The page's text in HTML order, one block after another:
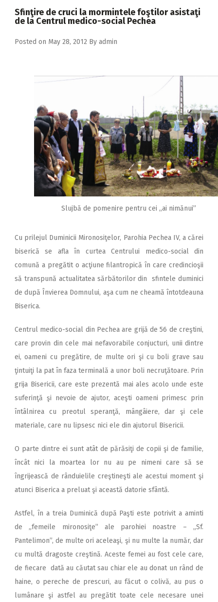
2017
2016
Sfinţire de cruci la mormintele foştilor asistaţi
de la Centrul medico-social Pechea
Posted on May 28, 2012 By admin
Slujbă de pomenire pentru cei ,,ai nimănui”
Cu prilejul Duminicii Mironosiţelor, Parohia Pechea IV, a cărei
biserică se afla în curtea Centrului medico-social din
comună a pregătit o acţiune filantropică în care credincioşii
să transpună actualitatea sărbătorilor din sfintele duminici
de după Învierea Domnului, aşa cum ne cheamă întotdeauna
Biserica.
Centrul medico-social din Pechea are grijă de 56 de creştini,
care provin din cele mai nefavorabile conjucturi, unii dintre
ei, oameni cu pregătire, de multe ori şi cu boli grave sau
ţintuiţi la pat în faza terminală a unor boli necruţătoare. Prin
grija Bisericii, care este prezentă mai ales acolo unde este
suferinţă şi nevoie de ajutor, aceşti oameni primesc prin
întâlnirea cu preotul speranţă, mângâiere, dar şi cele
materiale, care nu lipsesc nici ele din ajutorul Bisericii.
O parte dintre ei sunt atât de părăsiţi de copii şi de familie,
încât nici la moartea lor nu au pe nimeni care să se
îngrijească de rânduielile creştineşti ale acestui moment şi
atunci Biserica a preluat şi această datorie sfântă.
Astfel, în a treia Duminică după Paşti este potrivit a aminti
de „femeile mironosiţe” ale parohiei noastre – „Sf.
Pantelimon”, de multe ori aceleaşi, şi nu multe la număr, dar
cu multă dragoste creştină. Aceste femei au fost cele care,
de fiecare dată au căutat sau chiar ele au donat un rând de
haine, o pereche de prescuri, au făcut o colivă, au pus o
lumânare şi astfel au pregătit toate cele necesare unei